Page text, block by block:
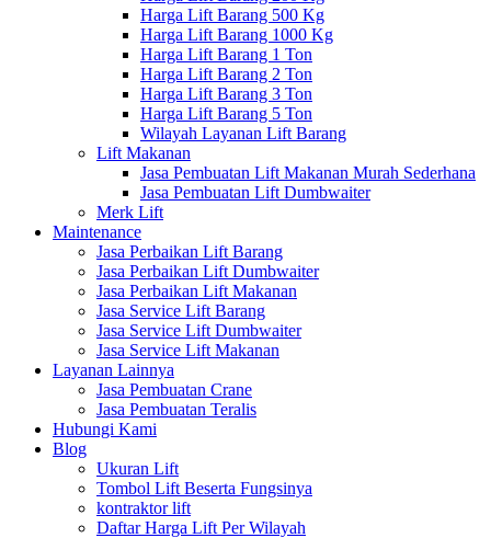
Harga Lift Barang 500 Kg
Harga Lift Barang 1000 Kg
Harga Lift Barang 1 Ton
Harga Lift Barang 2 Ton
Harga Lift Barang 3 Ton
Harga Lift Barang 5 Ton
Wilayah Layanan Lift Barang
Lift Makanan
Jasa Pembuatan Lift Makanan Murah Sederhana
Jasa Pembuatan Lift Dumbwaiter
Merk Lift
Maintenance
Jasa Perbaikan Lift Barang
Jasa Perbaikan Lift Dumbwaiter
Jasa Perbaikan Lift Makanan
Jasa Service Lift Barang
Jasa Service Lift Dumbwaiter
Jasa Service Lift Makanan
Layanan Lainnya
Jasa Pembuatan Crane
Jasa Pembuatan Teralis
Hubungi Kami
Blog
Ukuran Lift
Tombol Lift Beserta Fungsinya
kontraktor lift
Daftar Harga Lift Per Wilayah